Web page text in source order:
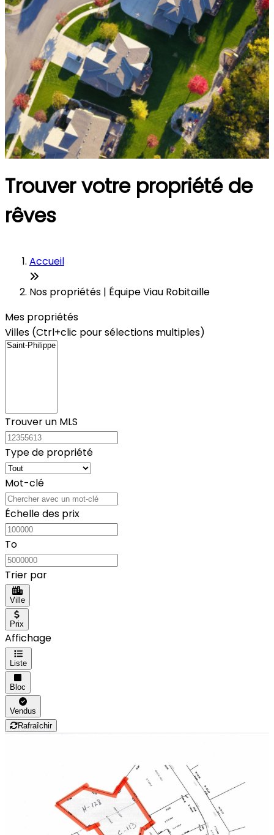
Trouver votre propriété de
rêves
Accueil
Nos propriétés | Équipe Viau Robitaille
Mes propriétés
Villes (Ctrl+clic pour sélections multiples)
Trouver un MLS
Type de propriété
Mot-clé
Échelle des prix
To
Trier par
Ville
Prix
Affichage
Liste
Bloc
Vendus
Rafraîchir